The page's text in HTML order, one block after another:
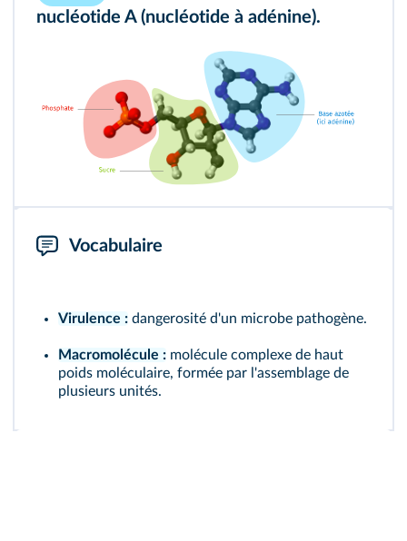
nucléotide A (nucléotide à adénine).
Vocabulaire
Virulence : dangerosité d'un microbe pathogène.
Macromolécule : molécule complexe de haut
poids moléculaire, formée par l'assemblage de
plusieurs unités.